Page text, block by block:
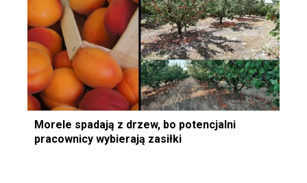
Morele spadają z drzew, bo potencjalni
pracownicy wybierają zasiłki